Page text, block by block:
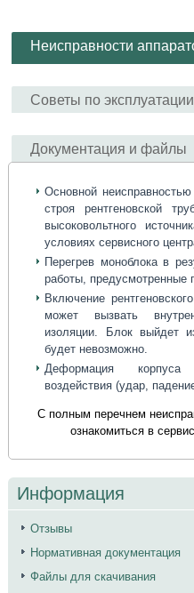
Неисправности
Советы по эксплуатации
Документация и файлы
Основной
строя рентгеновской
высоковольтного
условиях сервисного
Перегрев моноблока в
работы, предусмотренные
Включение
может вызвать
изоляции. Блок выйдет
будет невозможно.
Деформация корпуса
воздействия (удар,
С полным перечнем
ознакомиться в
Информация
Отзывы
Нормативная документация
Файлы для скачивания